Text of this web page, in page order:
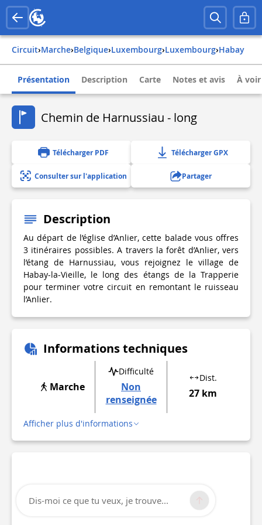
Circuit› Marche› belgique› luxembourg› luxembourg› habay
Présentation Description Carte Notes et avis À
Chemin de Harnussiau - long
Télécharger PDF Télécharger GPX
Consulter sur l'application Partager
Description
Au départ de l’église d’Anlier, cette balade vous offres
3 itinéraires possibles. A travers la forêt d’Anlier, vers
l’étang de Harnussiau, vous rejoignez le village de
Habay-la-Vieille, le long des étangs de la Trapperie
pour terminer votre circuit en remontant le ruisseau
l’Anlier.
Informations techniques
Marche
Difficulté
Non
renseignée
Dist.
27 km
Afficher plus d'informations
Dis-moi ce que tu veux, je trouve...